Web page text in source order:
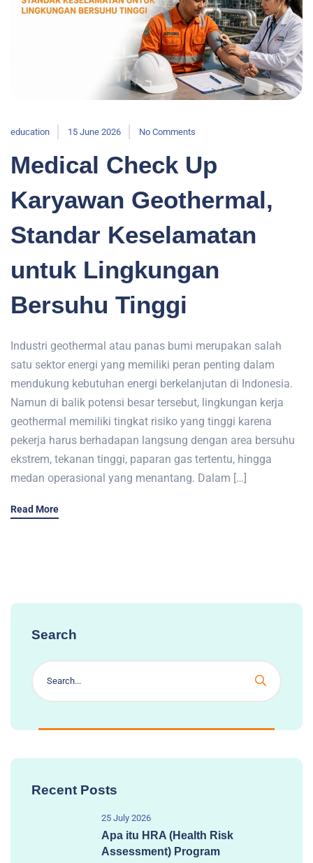
education 15 June 2026 No Comments
Medical Check Up
Karyawan Geothermal,
Standar Keselamatan
untuk Lingkungan
Bersuhu Tinggi
Industri geothermal atau panas bumi merupakan salah
satu sektor energi yang memiliki peran penting dalam
mendukung kebutuhan energi berkelanjutan di Indonesia.
Namun di balik potensi besar tersebut, lingkungan kerja
geothermal memiliki tingkat risiko yang tinggi karena
pekerja harus berhadapan langsung dengan area bersuhu
ekstrem, tekanan tinggi, paparan gas tertentu, hingga
medan operasional yang menantang. Dalam […]
Read More
Search
Recent Posts
25 July 2026
Apa itu HRA (Health Risk
Assessment) Program